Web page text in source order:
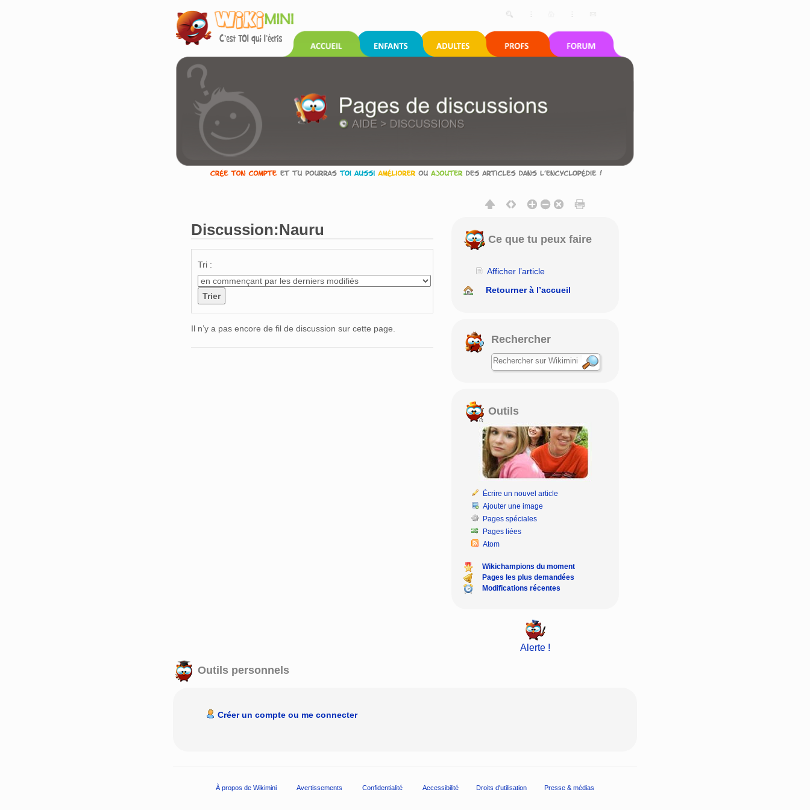
Discussion:Nauru
Tri :
Il n’y a pas encore de fil de discussion sur cette page.
Ce que tu peux faire
Afficher l’article
Retourner à l’accueil
Rechercher
Outils
Écrire un nouvel article
Ajouter une image
Pages spéciales
Pages liées
Atom
Wikichampions du moment
Pages les plus demandées
Modifications récentes
Alerte !
Outils personnels
Créer un compte ou me connecter
À propos de Wikimini Avertissements Confidentialité Accessibilité Droits d'utilisation Presse & médias